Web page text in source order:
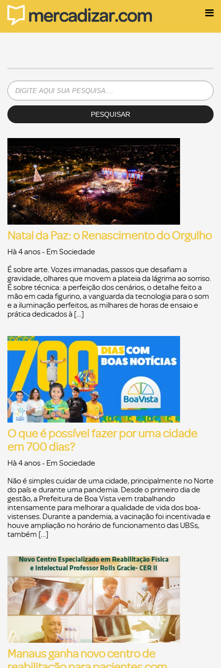
PESQUISAR
Natal da Paz: o Renascimento do Orgulho
Hà 4 anos- Em Sociedade
É sobre arte. Vozes irmanadas, passos que desafiam a
gravidade, olhares que movem a plateia da lágrima ao sorriso.
É sobre técnica: a perfeição dos cenários, o detalhe feito a
mão em cada figurino, a vanguarda da tecnologia para o som
e a iluminação perfeitos, as milhares de horas de ensaio e
prática dedicados à […]
O que é possível fazer por uma cidade
em 700 dias?
Hà 4 anos- Em Sociedade
Não é simples cuidar de uma cidade, principalmente no Norte
do país e durante uma pandemia. Desde o primeiro dia de
gestão, a Prefeitura de Boa Vista vem trabalhando
intensamente para melhorar a qualidade de vida dos boa-
vistenses. Durante a pandemia, a vacinação foi incentivada e
houve ampliação no horário de funcionamento das UBSs,
também […]
Manaus ganha novo centro de